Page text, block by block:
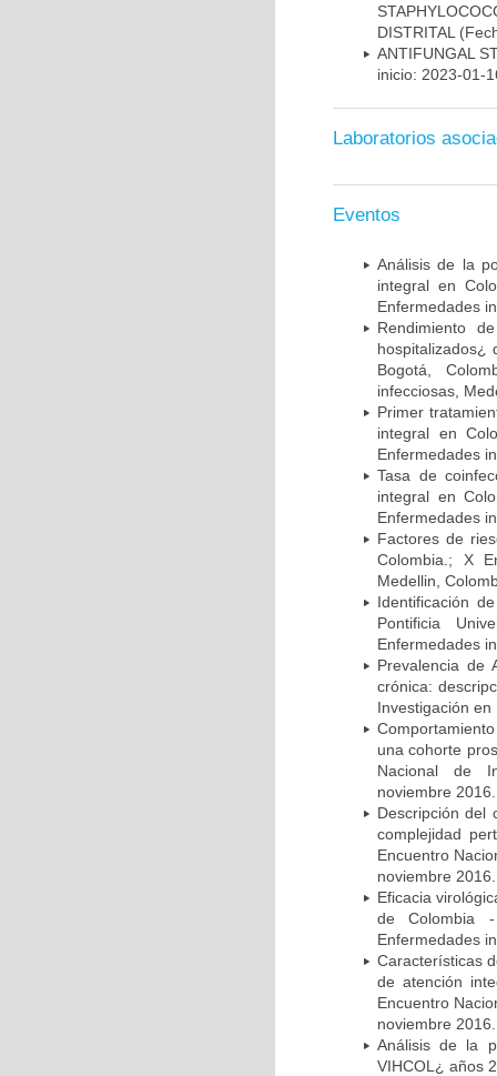
DISTRITAL
ANTIFUNGAL
inicio: 2023-01-
Laboratorios
Eventos
Análisis de la
integral en
Enfermedades
Rendimiento
hospitalizados¿
Bogotá,
infecciosas,
Primer
integral en
Enfermedades
Tasa de
integral en
Enfermedades
Factores de
Colombia.; X
Medellin,
Identificación
Pontificia
Enfermedades
Prevalencia de
crónica:
Investigación
una cohorte
Nacional de
noviembre 2016.
Descripción del
complejidad
Encuentro
noviembre 2016.
Eficacia
de Colombia
Enfermedades
Características
de atención
Encuentro
noviembre 2016.
Análisis de la
VIHCOL¿ años